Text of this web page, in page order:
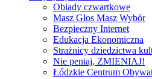
Obiady czwartkowe
Masz Głos Masz Wybór
Bezpieczny Internet
Edukacja Ekonomiczna
Strażnicy dziedzictwa
Nie peniaj, ZMIENIAJ!
Łódzkie Centrum